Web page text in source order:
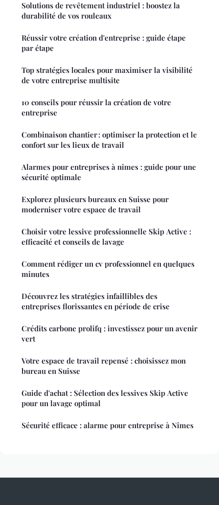
Solutions de revêtement industriel : boostez la
durabilité de vos rouleaux
Réussir votre création d'entreprise : guide étape
par étape
Top stratégies locales pour maximiser la visibilité
de votre entreprise multisite
10 conseils pour réussir la création de votre
entreprise
Combinaison chantier : optimiser la protection et le
confort sur les lieux de travail
Alarmes pour entreprises à nîmes : guide pour une
sécurité optimale
Explorez plusieurs bureaux en Suisse pour
moderniser votre espace de travail
Choisir votre lessive professionnelle Skip Active :
efficacité et conseils de lavage
Comment rédiger un cv professionnel en quelques
minutes
Découvrez les stratégies infaillibles des
entreprises florissantes en période de crise
Crédits carbone prolifq : investissez pour un avenir
vert
Votre espace de travail repensé : choisissez mon
bureau en Suisse
Guide d'achat : Sélection des lessives Skip Active
pour un lavage optimal
Sécurité efficace : alarme pour entreprise à Nîmes